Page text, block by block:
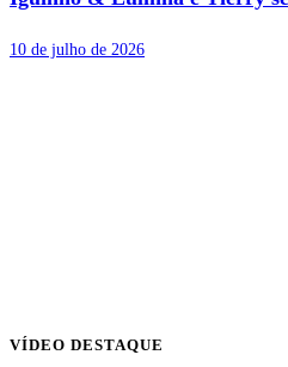
10 de julho de 2026
VÍDEO DESTAQUE